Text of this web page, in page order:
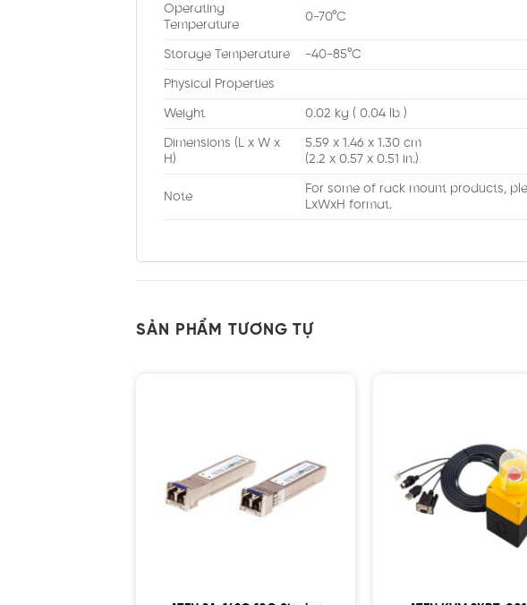
Operating
Temperature
0-70°C
Storage Temperature -40-85°C
Physical Properties
Weight 0.02 kg ( 0.04 lb )
Dimensions (L x W x
H)
5.59 x 1.46 x 1.30 cm
(2.2 x 0.57 x 0.51 in.)
Note
For some of rack mount products,
LxWxH format.
SẢN PHẨM TƯƠNG TỰ